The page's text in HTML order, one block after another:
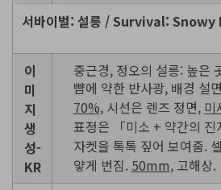
서바이벌: 설릉 / Survival:
이
미
지
생
성-
KR
중근경, 정오의 설릉: 높은
뺨에 약한 반사광, 배경 설
70%, 시선은 렌즈 정면, 미
표정은 「미소 + 약간의 진
자켓을 톡톡 짚어 보여줌.
얗게 번짐. 50mm, 고해상.